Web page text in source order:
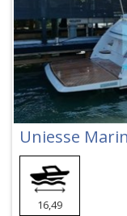
Uniesse
16,49